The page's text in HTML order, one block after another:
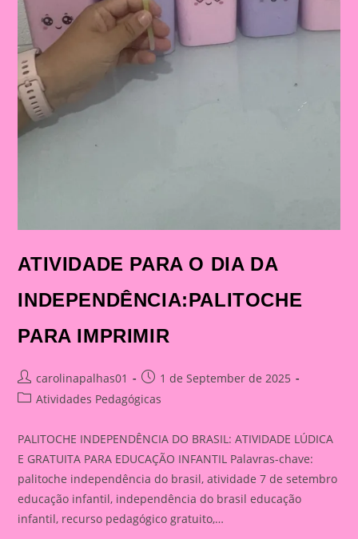
ATIVIDADE PARA O DIA DA
INDEPENDÊNCIA:PALITOCHE
PARA IMPRIMIR
Post
author:
carolinapalhas01
Post
published:
1 de September de 2025
PostAtividades Pedagógicas
PALITOCHE INDEPENDÊNCIA DO BRASIL: ATIVIDADE LÚDICA
E GRATUITA PARA EDUCAÇÃO INFANTIL Palavras-chave:
palitoche independência do brasil, atividade 7 de setembro
educação infantil, independência do brasil educação
infantil, recurso pedagógico gratuito,…